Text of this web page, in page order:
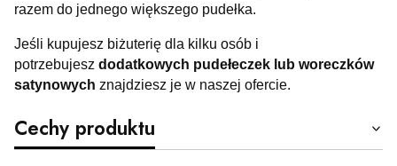
razem do jednego większego pudełka.
Jeśli kupujesz biżuterię dla kilku osób i
potrzebujesz dodatkowych pudełeczek lub woreczków
satynowych znajdziesz je w naszej ofercie.
Cechy produktu